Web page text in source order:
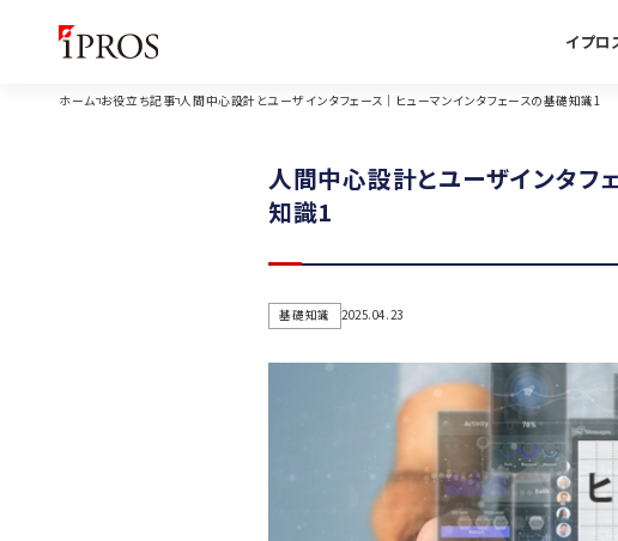
イプロ
ホーム お役立ち記事 人間中心設計とユーザインタフェース｜ヒューマンインタフェースの基礎知識1
人間中心設計とユーザインタフ
知識1
基礎知識 2025.04.23